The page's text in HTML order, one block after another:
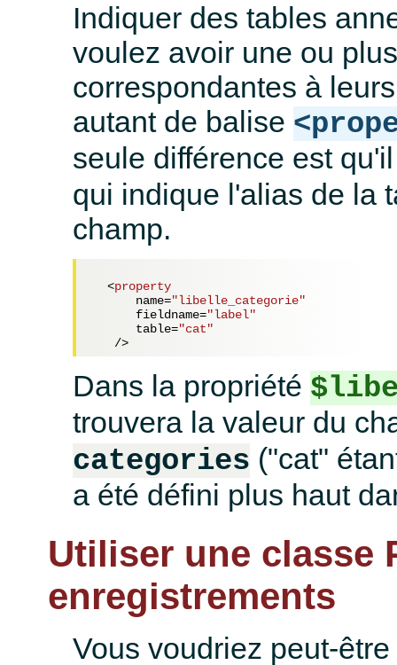
Indiquer des tables
voulez avoir une ou
correspondantes à
autant de balise
seule différence est
qui indique l'alias de la
champ.
<property
name="libelle_categorie"
fieldname="label"
table="cat"
   />
Dans la propriété
trouvera la valeur du
categories ("cat"
a été défini plus haut
Utiliser une classe
enregistrements
Vous voudriez peut-